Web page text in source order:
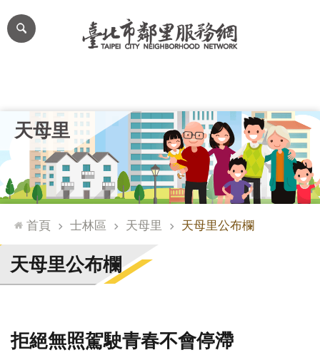
跳到主要內容區塊
網
站
台
通
臺
北
市
門
天母里
首頁 士林區 天母里 天母里公布欄
天母里公布欄
拒絕無照駕駛青春不會停滯